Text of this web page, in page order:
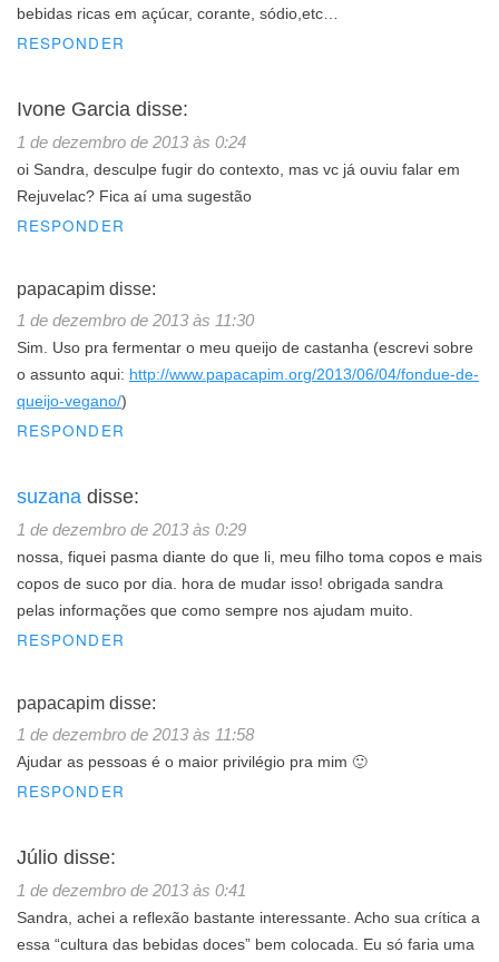
bebidas ricas em açúcar, corante, sódio,etc…
RESPONDER
Ivone Garcia disse:
1 de dezembro de 2013 às 0:24
oi Sandra, desculpe fugir do contexto, mas vc já ouviu falar em
Rejuvelac? Fica aí uma sugestão
RESPONDER
papacapim disse:
1 de dezembro de 2013 às 11:30
Sim. Uso pra fermentar o meu queijo de castanha (escrevi sobre
o assunto aqui: http://www.papacapim.org/2013/06/04/fondue-de-
queijo-vegano/)
RESPONDER
suzana disse:
1 de dezembro de 2013 às 0:29
nossa, fiquei pasma diante do que li, meu filho toma copos e mais
copos de suco por dia. hora de mudar isso! obrigada sandra
pelas informações que como sempre nos ajudam muito.
RESPONDER
papacapim disse:
1 de dezembro de 2013 às 11:58
Ajudar as pessoas é o maior privilégio pra mim 🙂
RESPONDER
Júlio disse:
1 de dezembro de 2013 às 0:41
Sandra, achei a reflexão bastante interessante. Acho sua crítica a
essa “cultura das bebidas doces” bem colocada. Eu só faria uma